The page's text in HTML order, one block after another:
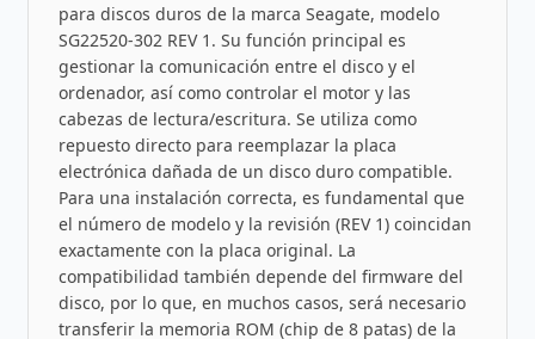
para discos duros de la marca Seagate, modelo
SG22520-302 REV 1. Su función principal es
gestionar la comunicación entre el disco y el
ordenador, así como controlar el motor y las
cabezas de lectura/escritura. Se utiliza como
repuesto directo para reemplazar la placa
electrónica dañada de un disco duro compatible.
Para una instalación correcta, es fundamental que
el número de modelo y la revisión (REV 1) coincidan
exactamente con la placa original. La
compatibilidad también depende del firmware del
disco, por lo que, en muchos casos, será necesario
transferir la memoria ROM (chip de 8 patas) de la